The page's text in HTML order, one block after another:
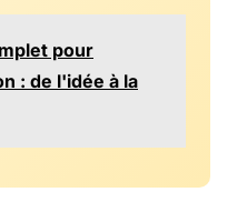
pour
: de l'idée à la